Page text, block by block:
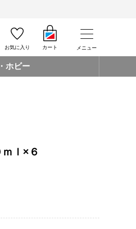
お気に入り カート メニュー
ホビー
ｌ×６